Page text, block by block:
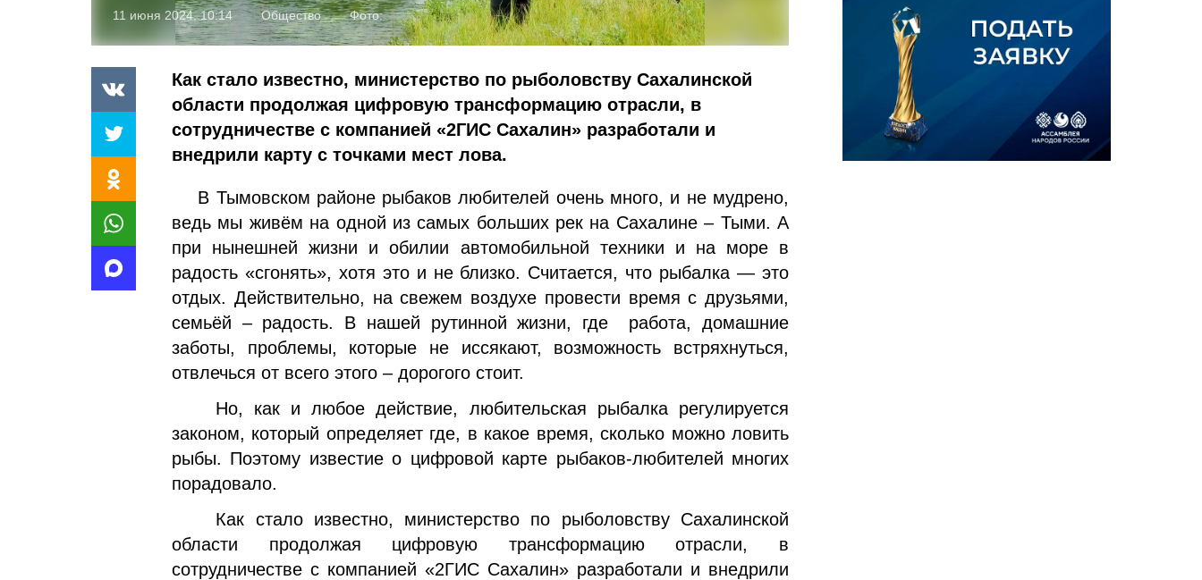
11 июня 2024, 10:14 Общество Фото:
Как стало известно, министерство по рыболовству Сахалинской
области продолжая цифровую трансформацию отрасли, в
сотрудничестве с компанией «2ГИС Сахалин» разработали и
внедрили карту с точками мест лова.
В Тымовском районе рыбаков любителей очень много, и не мудрено,
ведь мы живём на одной из самых больших рек на Сахалине – Тыми. А
при нынешней жизни и обилии автомобильной техники и на море в
радость «сгонять», хотя это и не близко. Считается, что рыбалка — это
отдых. Действительно, на свежем воздухе провести время с друзьями,
семьёй – радость. В нашей рутинной жизни, где работа, домашние
заботы, проблемы, которые не иссякают, возможность встряхнуться,
отвлечься от всего этого – дорогого стоит.
Но, как и любое действие, любительская рыбалка регулируется
законом, который определяет где, в какое время, сколько можно ловить
рыбы. Поэтому известие о цифровой карте рыбаков-любителей многих
порадовало.
Как стало известно, министерство по рыболовству Сахалинской
области продолжая цифровую трансформацию отрасли, в
сотрудничестве с компанией «2ГИС Сахалин» разработали и внедрили